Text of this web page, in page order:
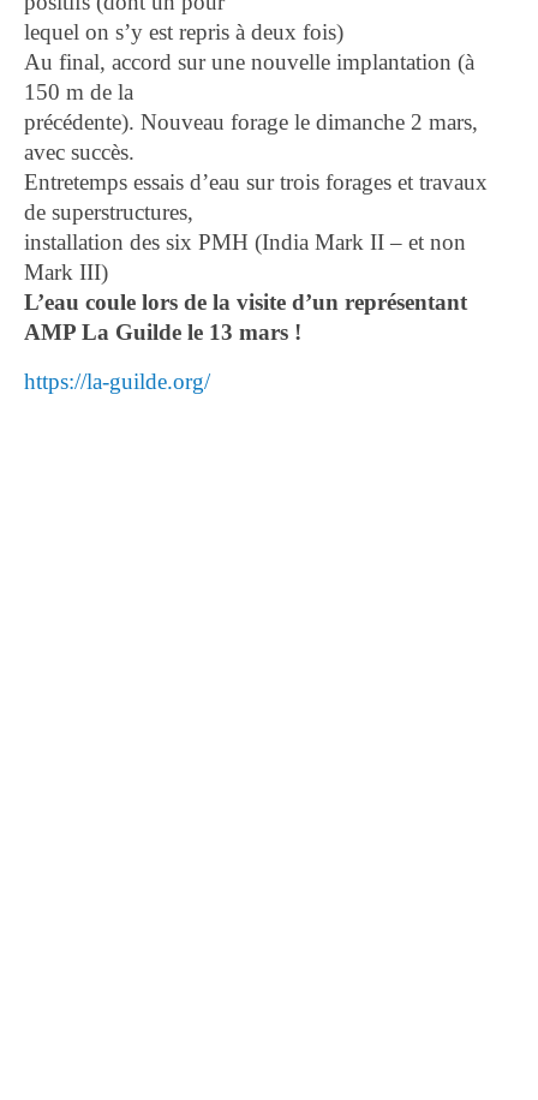
lequel on s’y est repris à deux fois)
Au final, accord sur une nouvelle implantation (à
150 m de la
précédente). Nouveau forage le dimanche 2 mars,
avec succès.
Entretemps essais d’eau sur trois forages et travaux
de superstructures,
installation des six PMH (India Mark II – et non
Mark III)
L’eau coule lors de la visite d’un représentant
AMP La Guilde le 13 mars !
https://la-guilde.org/